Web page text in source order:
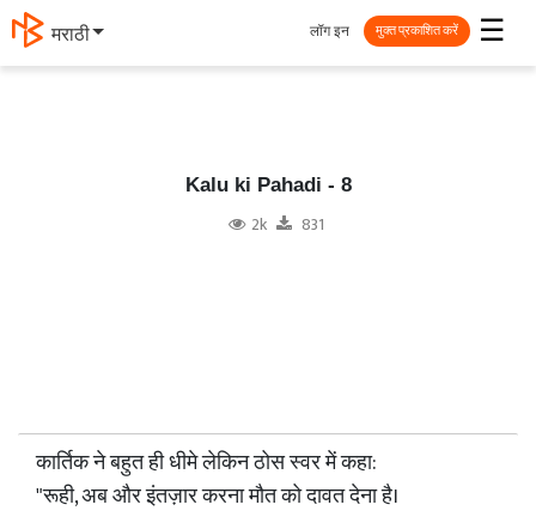
தமிழ் ☰
लॉग इन मुक्त प्रकाशित करें
Kalu ki Pahadi - 8
2k 831
कार्तिक ने बहुत ही धीमे लेकिन ठोस स्वर में कहा:
"रूही, अब और इंतज़ार करना मौत को दावत देना है।